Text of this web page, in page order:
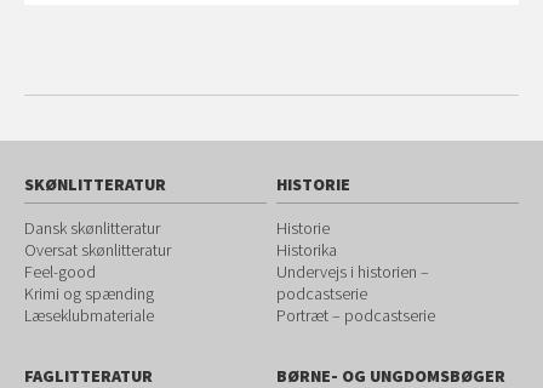
SKØNLITTERATUR
Dansk skønlitteratur
Oversat skønlitteratur
Feel-good
Krimi og spænding
Læseklubmateriale
HISTORIE
Historie
Historika
Undervejs i historien –
podcastserie
Portræt – podcastserie
FAGLITTERATUR
BØRNE- OG UNGDOMSBØGER